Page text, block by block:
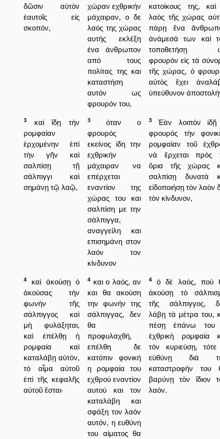
δῶσιν αὐτὸν
ἑαυτοῖς εἰς
σκοπόν,
χώραν εχθρικήν
μάχαιραν, ο δε
λαός της χώρας
αυτής εκλέξη
ένα άνθρωπον
από τους
πολίτας της και
καταστήση
αυτόν ως
φρουρόν του,
κατοίκους της,
λαὸς τῆς χώρας
πάρῃ ἕνα
ἀνάμεσά των καὶ
τοποθετήσῃ
φρουρὸν εἰς τὰ
τῆς χώρας, ὁ
αὐτὸς ἔχει
ὑπεύθυνον
3
καὶ ἴδῃ τὴν
ρομφαίαν
ἐρχομένην ἐπὶ
τὴν γῆν καὶ
σαλπίσῃ τῇ
σάλπιγγι καὶ
σημάνῃ τῷ λαῷ,
3
όταν ο
φρουρός
εκείνος ίδη την
εχθρικήν
μάχαιραν να
επέρχεται
εναντίον της
χώρας του και
σαλπίση με την
σάλπιγγα,
αναγγείλη και
επισημάνη στον
λαόν τον
κίνδυνον
3
Ἐὰν λοιπὸν
φρουρὸς τὴν
ρομφαίαν τοῦ
νὰ ἔρχεται πρὸς
ὅρια τῆς χώρας
σαλπίσῃ δυνατὰ
εἰδοποιήσῃ τὸν λαὸν
τὸν κίνδυνον,
4
καὶ ἀκούσῃ ὁ
ἀκούσας τὴν
φωνὴν τῆς
σάλπιγγος καὶ
μὴ φυλάξηται,
καὶ ἐπέλθῃ ἡ
ρομφαία καὶ
καταλάβῃ αὐτόν,
τὸ αἷμα αὐτοῦ
ἐπὶ τῆς κεφαλῆς
αὐτοῦ ἔσται·
4 και ο λαός, αν
και θα ακούση
την φωνήν της
σάλπιγγας, δεν
θα
προφυλαχθή,
επέλθη δε
κατόπιν φονική
η ρομφαία του
εχθρού εναντίον
αυτού και τον
καταλάβη και
σφάξη τον λαόν
αυτόν, η ευθύνη
του αίματος θα
4
ὁ δὲ λαός, ποὺ
ἀκούσῃ τὸ
τῆς σάλπιγγος,
λάβῃ τὰ μέτρα του,
πέσῃ ἐπάνω
ἐχθρικὴ ρομφαία
τὸν κυριεύσῃ,
εὐθύνῃ διὰ
καταστροφήν του
βαρύνῃ τὸν ἴδιον
λαόν.